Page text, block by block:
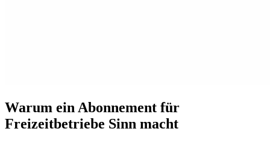
Warum ein Abonnement für
Freizeitbetriebe Sinn macht